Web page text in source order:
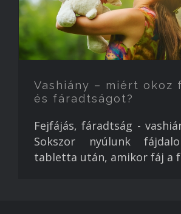
Vashiány – miért okoz
és fáradtságot?
Fejfájás, fáradtság -
Sokszor nyúlunk
tabletta után, amikor fáj a